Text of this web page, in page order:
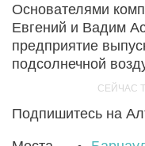
Основателями
Евгений и Вадим
предприятие
подсолнечной
Подпишитесь на